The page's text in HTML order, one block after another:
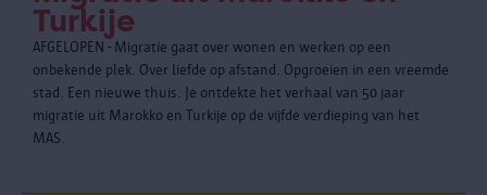
Turkije
AFGELOPEN - Migratie gaat over wonen en werken op een
onbekende plek. Over liefde op afstand. Opgroeien in een vreemde
stad. Een nieuwe thuis. Je ontdekte het verhaal van 50 jaar
migratie uit Marokko en Turkije op de vijfde verdieping van het
MAS.